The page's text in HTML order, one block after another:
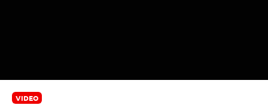
VIDEO